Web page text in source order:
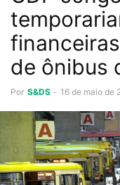
de ônibus
Por S&DS - 16 de maio de